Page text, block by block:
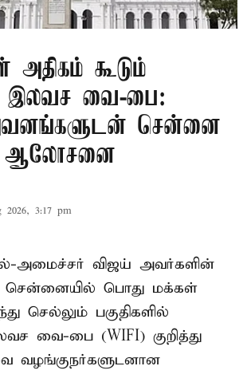
அதிகம் கூடும்
இலவச வை-பை:
சென்னை
ஆலோசனை
2026, 3:17 pm
அமைச்சர் விஜய் அவர்களின்
சென்னையில் பொது மக்கள்
செல்லும் பகுதிகளில்
வை-பை (WIFI) குறித்து